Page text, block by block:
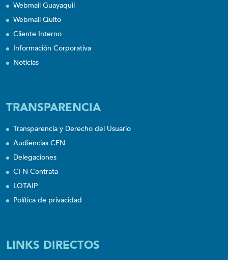
Webmail Guayaquil
Webmail Quito
Cliente Interno
Información Corporativa
Noticias
TRANSPARENCIA
Transparencia y Derecho del Usuario
Audiencias CFN
Delegaciones
CFN Contrata
LOTAIP
Política de privacidad
LINKS DIRECTOS